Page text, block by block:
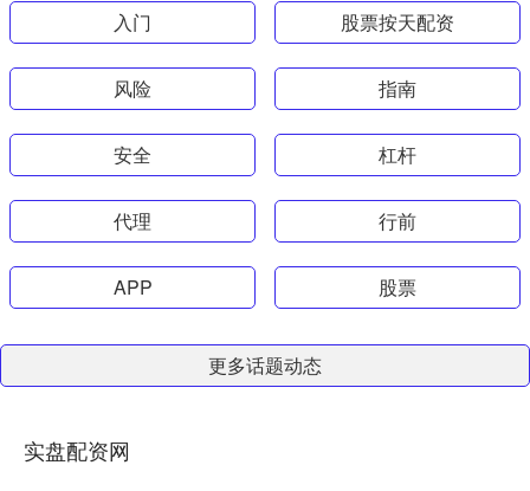
入门 股票按天配资
风险 指南
安全 杠杆
代理 行前
APP 股票
更多话题动态
实盘配资网